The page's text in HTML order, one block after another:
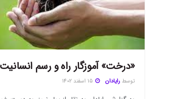
«درخت» آموزگار راه و رسم انسانیت
توسط رایادان